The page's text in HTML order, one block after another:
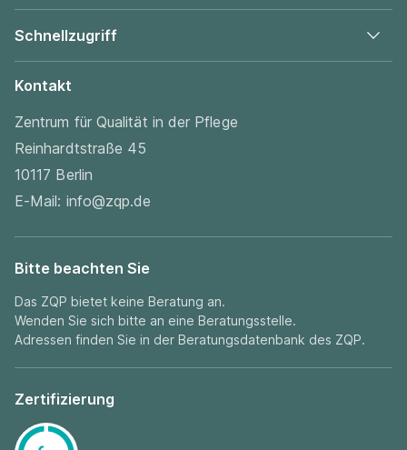
Schnellzugriff
Kontakt
Zentrum für Qualität in der Pflege
Reinhardtstraße 45
10117 Berlin
E-Mail: info@zqp.de
Bitte beachten Sie
Das ZQP bietet keine Beratung an.
Wenden Sie sich bitte an eine Beratungsstelle.
Adressen finden Sie in der Beratungsdatenbank des ZQP.
Zertifizierung